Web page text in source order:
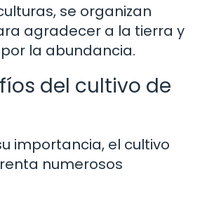
se organizan
agradecer a la tierra y
la abundancia.
del cultivo de
importancia, el cultivo
numerosos